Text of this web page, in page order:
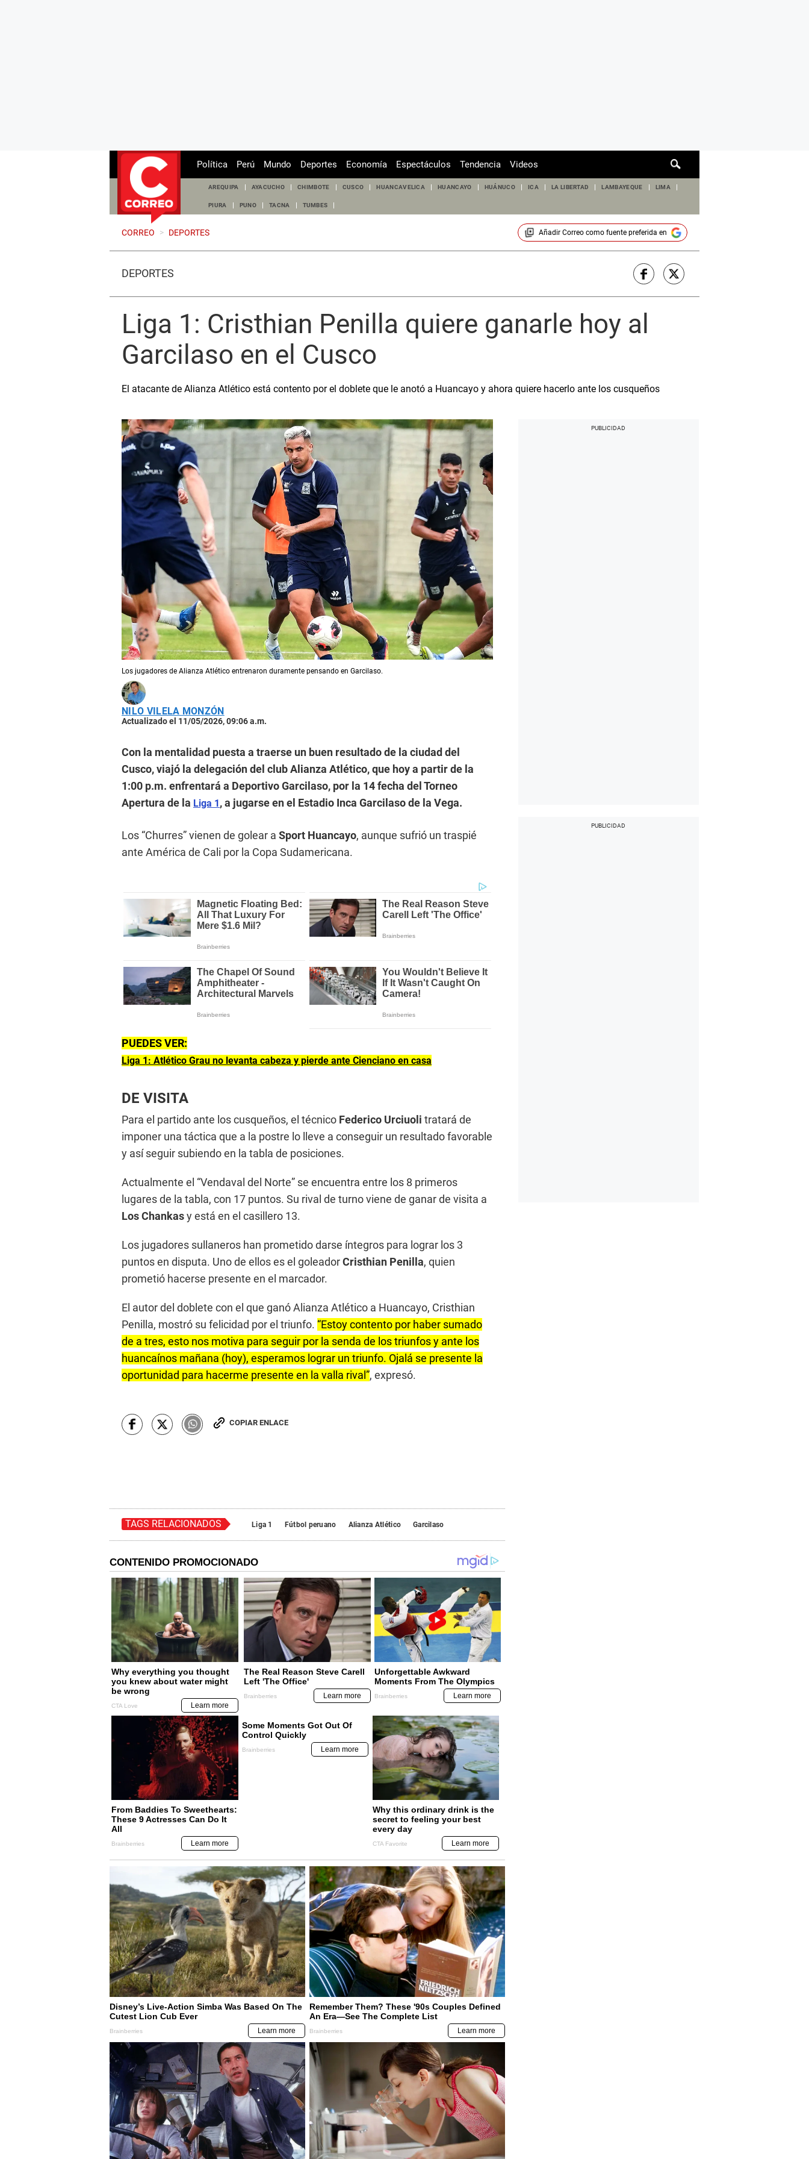
de
Política Perú Mundo Deportes Economía Espectáculos Tendencia Videos
AREQUIPA AYACUCHO CHIMBOTE CUSCO HUANCAVELICA HUANCAYO HUÁNUCO ICA LA LIBERTAD LAMBAYEQUE LIMA
PIURA PUNO TACNA TUMBES
CORREO > DEPORTES Añadir Correocomo fuente preferida en
DEPORTES
Liga 1: Cristhian Penilla quiere ganarle hoy al
Garcilaso en el Cusco
El atacante de Alianza Atlético está contento por el doblete que le anotó a Huancayo y ahora quiere hacerlo ante los cusqueños
Los jugadores de Alianza Atlético entrenaron duramente pensando en Garcilaso.
NILO VILELA MONZÓN
Actualizado el 11/05/2026, 09:06 a.m.
Con la mentalidad puesta a traerse un buen resultado de la ciudad del
Cusco, viajó la delegación del club Alianza Atlético, que hoy a partir de la
1:00 p.m. enfrentará a Deportivo Garcilaso, por la 14 fecha del Torneo
Apertura de la Liga 1, a jugarse en el Estadio Inca Garcilaso de la Vega.
Los “Churres” vienen de golear a Sport Huancayo, aunque sufrió un traspié
ante América de Cali por la Copa Sudamericana.
PUEDES VER:
Liga 1: Atlético Grau no levanta cabeza y pierde ante Cienciano en casa
DE VISITA
Para el partido ante los cusqueños, el técnico Federico Urciuoli tratará de
imponer una táctica que a la postre lo lleve a conseguir un resultado favorable
y así seguir subiendo en la tabla de posiciones.
Actualmente el “Vendaval del Norte” se encuentra entre los 8 primeros
lugares de la tabla, con 17 puntos. Su rival de turno viene de ganar de visita a
Los Chankasy está en el casillero 13.
Los jugadores sullaneros han prometido darse íntegros para lograr los 3
puntos en disputa. Uno de ellos es el goleadorCristhian Penilla, quien
prometió hacerse presente en el marcador.
El autor del doblete con el que ganó Alianza Atlético a Huancayo, Cristhian
Penilla, mostró su felicidad por el triunfo. “Estoy contento por haber sumado
de a tres, esto nos motiva para seguir por la senda de los triunfos y ante los
huancaínos mañana (hoy), esperamos lograr un triunfo. Ojalá se presente la
oportunidad para hacerme presente en la valla rival”, expresó.
COPIAR ENLACE
TAGS RELACIONADOS Liga 1 Fútbol peruano Alianza Atlético Garcilaso